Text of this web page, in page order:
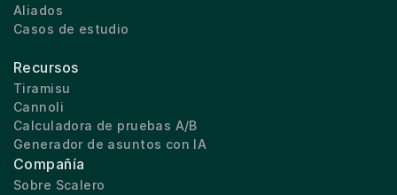
Aliados
Casos de estudio
Recursos
Tiramisu
Cannoli
Calculadora de pruebas A/B
Generador de asuntos con IA
Compañía
Sobre Scalero